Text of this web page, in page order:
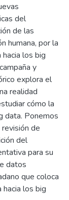
del
de las
humana, por la
los big
y
explora el
realidad
cómo la
data. Ponemos
de
del
para su
datos
que coloca
hacia los big